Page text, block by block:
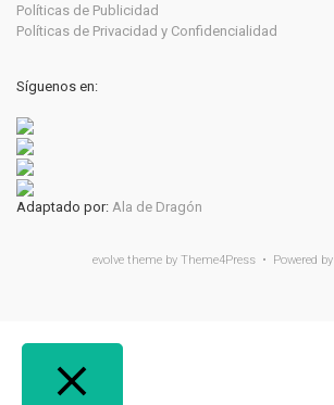
Políticas de Publicidad
Políticas de Privacidad y Confidencialidad
Síguenos en:
Adaptado por: Ala de Dragón
evolve theme by Theme4Press • Powered by